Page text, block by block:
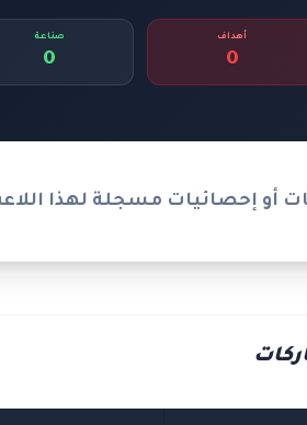
أهداف
0
صناعة
0
أو إحصائيات مسجلة لهذا